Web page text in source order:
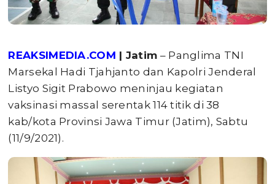
REAKSIMEDIA.COM | Jatim – Panglima TNI
Marsekal Hadi Tjahjanto dan Kapolri Jenderal
Listyo Sigit Prabowo meninjau kegiatan
vaksinasi massal serentak 114 titik di 38
kab/kota Provinsi Jawa Timur (Jatim), Sabtu
(11/9/2021).